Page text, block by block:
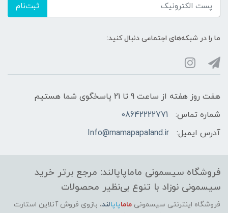
ثبت‌نام
ما را در شبکه‌های اجتماعی دنبال کنید:
هفت روز هفته از ساعت 9 تا 21 پاسخگوی شما هستیم
شماره تماس:
08642222771
آدرس ایمیل:
Info@mamapapaland.ir
فروشگاه سیسمونی ماماپاپالند: مرجع برتر خرید
سیسمونی نوزاد با تنوع بی‌نظیر محصولات
فروشگاه اینترنتی سیسمونی ماماپاپالند، بازوی فروش آنلاین استارت